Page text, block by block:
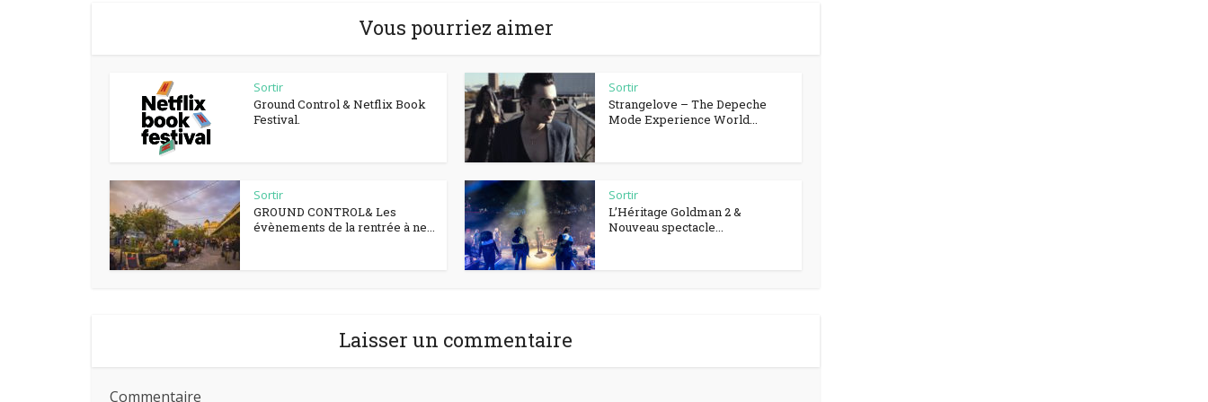
Vous pourriez aimer
Sortir
Ground Control & Netflix Book
Festival.
Sortir
Strangelove – The Depeche
Mode Experience World...
Sortir
GROUND CONTROL& Les
évènements de la rentrée à ne...
Sortir
L’Héritage Goldman 2 &
Nouveau spectacle...
Laisser un commentaire
Commentaire